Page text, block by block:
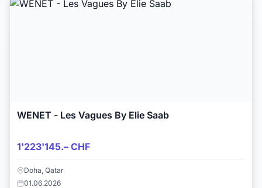
WENET - Les Vagues By Elie Saab
1'223'145.– CHF
Doha, Qatar
01.06.2026